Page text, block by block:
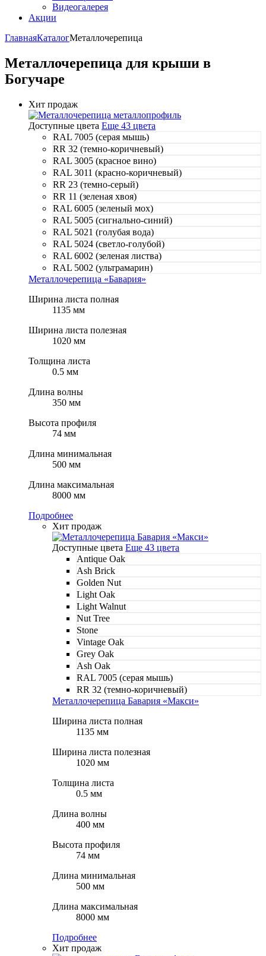
Видеогалерея
Акции
ГлавнаяКаталогМеталлочерепица
Металлочерепица для крыши в
Богучаре
Хит продаж
Доступные цвета Еще 43 цвета
RAL 7005 (серая мышь)
RR 32 (темно-коричневый)
RAL 3005 (красное вино)
RAL 3011 (красно-коричневый)
RR 23 (темно-серый)
RR 11 (зеленая хвоя)
RAL 6005 (зеленый мох)
RAL 5005 (сигнально-синий)
RAL 5021 (голубая вода)
RAL 5024 (светло-голубой)
RAL 6002 (зеленая листва)
RAL 5002 (ультрамарин)
Металлочерепица «Бавария»
Ширина листа полная
1135 мм
Ширина листа полезная
1020 мм
Толщина листа
0.5 мм
Длина волны
350 мм
Высота профиля
74 мм
Длина минимальная
500 мм
Длина максимальная
8000 мм
Подробнее
Хит продаж
Доступные цвета Еще 43 цвета
Antique Oak
Ash Brick
Golden Nut
Light Oak
Light Walnut
Nut Tree
Stone
Vintage Oak
Grey Oak
Ash Oak
RAL 7005 (серая мышь)
RR 32 (темно-коричневый)
Металлочерепица Бавария «Макси»
Ширина листа полная
1135 мм
Ширина листа полезная
1020 мм
Толщина листа
0.5 мм
Длина волны
400 мм
Высота профиля
74 мм
Длина минимальная
500 мм
Длина максимальная
8000 мм
Подробнее
Хит продаж